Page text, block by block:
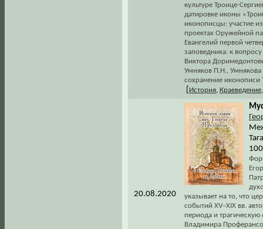
культуре Троице-
датировке иконы
иконописцы: участие
проектах Оружейной
Евангелий первой
заповедника: к
Виктора
Умняков П.Н.,
сохранение иконописи
История Краеведение
20.08.2020
указывает на то, что
событий XV–XIX вв.
периода и трагическую
Владимира